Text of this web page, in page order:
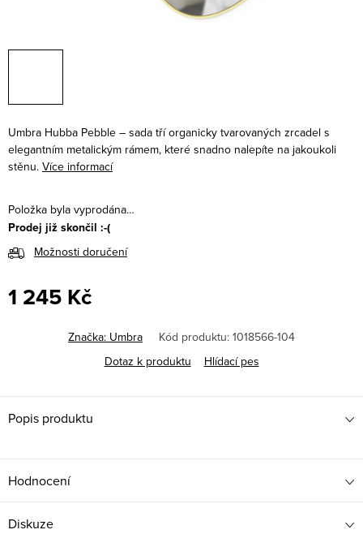
Umbra Hubba Pebble – sada tří organicky tvarovaných zrcadel s
elegantním metalickým rámem, které snadno nalepíte na jakoukoli
stěnu. Více informací
Položka byla vyprodána…
Prodej již skončil :-(
Možnosti doručení
1 245 Kč
Značka: Umbra Kód produktu: 1018566-104
Dotaz k produktu
Hlídací pes
Popis produktu
Hodnocení
Diskuze